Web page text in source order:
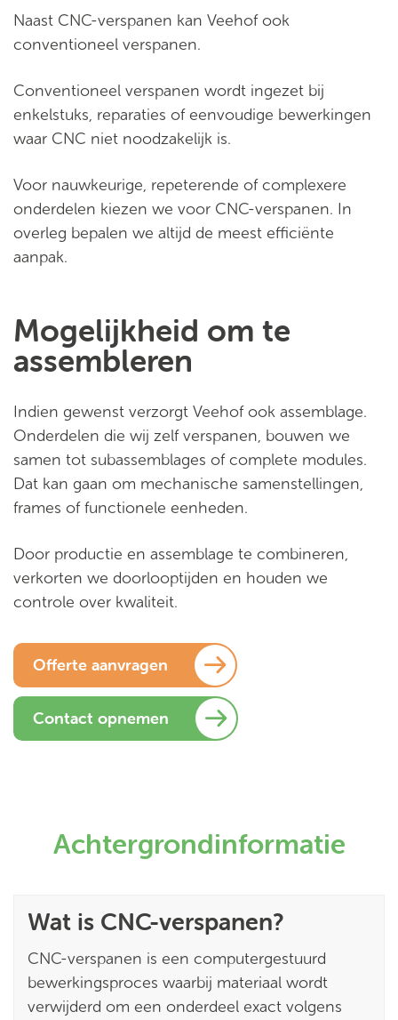
Naast CNC-verspanen kan Veehof ook
conventioneel verspanen.
Conventioneel verspanen wordt ingezet bij
enkelstuks, reparaties of eenvoudige bewerkingen
waar CNC niet noodzakelijk is.
Voor nauwkeurige, repeterende of complexere
onderdelen kiezen we voor CNC-verspanen. In
overleg bepalen we altijd de meest efficiënte
aanpak.
Mogelijkheid om te
assembleren
Indien gewenst verzorgt Veehof ook assemblage.
Onderdelen die wij zelf verspanen, bouwen we
samen tot subassemblages of complete modules.
Dat kan gaan om mechanische samenstellingen,
frames of functionele eenheden.
Door productie en assemblage te combineren,
verkorten we doorlooptijden en houden we
controle over kwaliteit.
Offerte aanvragen
Contact opnemen
Achtergrondinformatie
Wat is CNC-verspanen?
CNC-verspanen is een computergestuurd
bewerkingsproces waarbij materiaal wordt
verwijderd om een onderdeel exact volgens